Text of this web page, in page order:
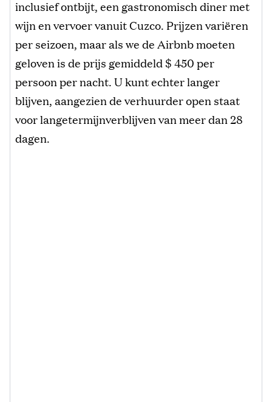
inclusief ontbijt, een gastronomisch diner met
wijn en vervoer vanuit Cuzco. Prijzen variëren
per seizoen, maar als we de Airbnb moeten
geloven is de prijs gemiddeld $ 450 per
persoon per nacht. U kunt echter langer
blijven, aangezien de verhuurder open staat
voor langetermijnverblijven van meer dan 28
dagen.